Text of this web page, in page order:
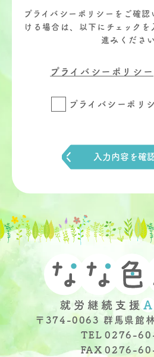
プライバシーポリシーをご確
ける場合は、以下にチェック
進みください
プライバシーポリシー
プライバシーポリ
入力内容を確
〒374-0063 群馬県館
TEL 0276-
FAX 0276-